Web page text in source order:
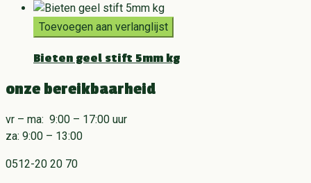
Toevoegen aan verlanglijst
Bieten geel stift 5mm kg
onze bereikbaarheid
vr – ma: 9:00 – 17:00 uur
za: 9:00 – 13:00
0512-20 20 70